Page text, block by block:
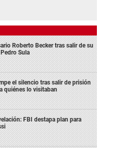
Roberto Becker tras salir de su
Sula
el silencio tras salir de prisión
quiénes lo visitaban
FBI destapa plan para